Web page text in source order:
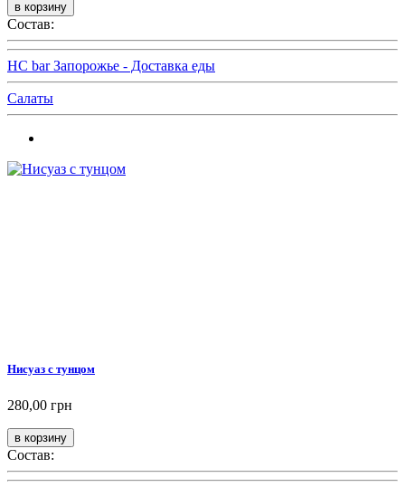
Состав:
HC bar Запорожье - Доставка еды
Салаты
Нисуаз с тунцом
280,00 грн
Состав: